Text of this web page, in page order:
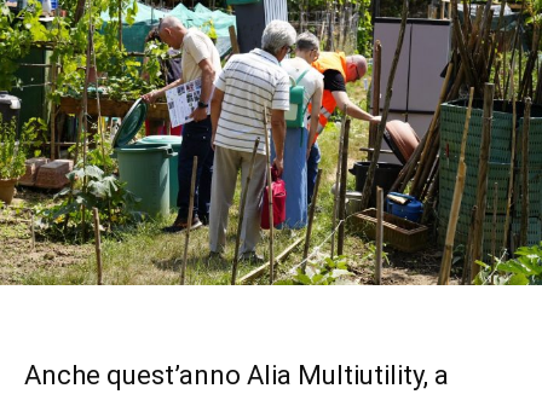
Anche quest’anno Alia Multiutility, a